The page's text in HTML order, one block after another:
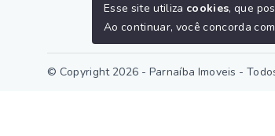
© Copyright 2026 - Parnaíba Imoveis -
Esse site utiliza cookies, que
Ao continuar, você concorda